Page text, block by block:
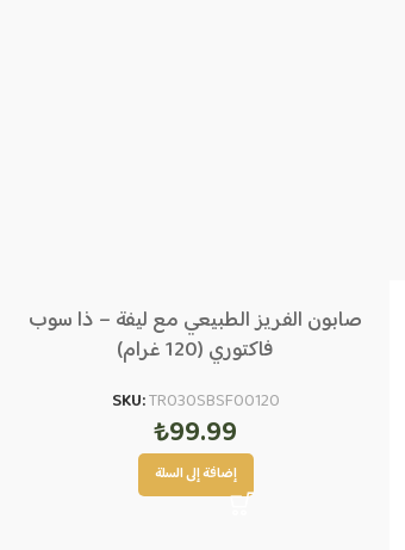
صابون الفريز الطبيعي مع ليفة – ذا سوب
فاكتوري (120 غرام)
SKU:TR030SBSF00120
₺99.99
إضافة إلى السلة